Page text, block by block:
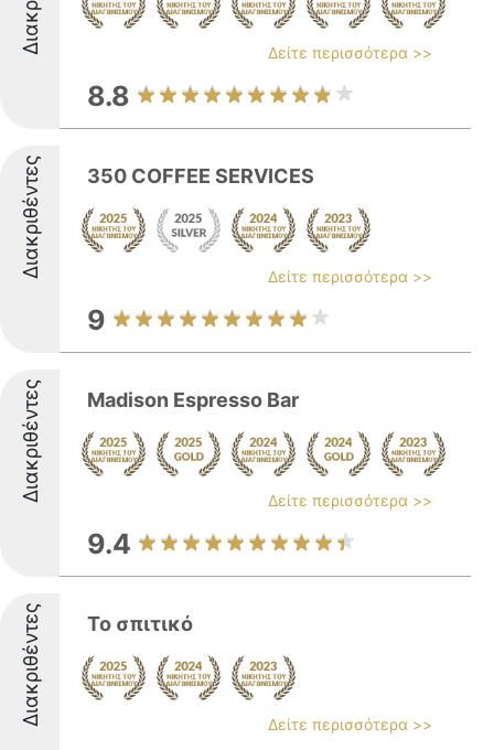
Δείτε περισσότερα >>
8.8
Διακριθέντες 350 COFFEE SERVICES
Δείτε περισσότερα >>
9
Διακριθέντες Madison Espresso Bar
Δείτε περισσότερα >>
9.4
Διακριθέντες Το σπιτικό
Δείτε περισσότερα >>